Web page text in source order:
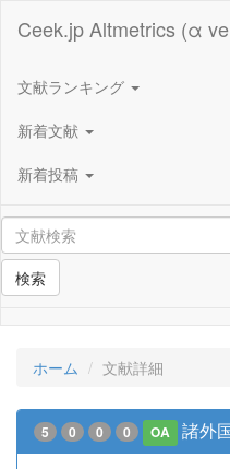
Ceek.jp Altmetrics (α
文献ランキング
新着文献
新着投稿
検索
ホーム 文献詳細
5 0 0 0 OA 諸外